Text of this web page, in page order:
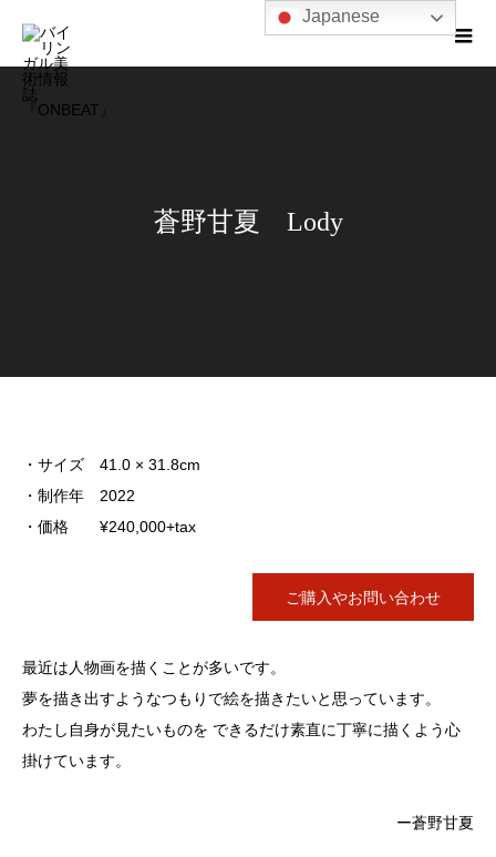
蒼野甘夏 Lody
・サイズ 41.0 × 31.8cm
・制作年 2022
・価格 ¥240,000+tax
ご購入やお問い合わせ
最近は人物画を描くことが多いです。
夢を描き出すようなつもりで絵を描きたいと思っています。
わたし自身が見たいものを できるだけ素直に丁寧に描くよう心
掛けています。
ー蒼野甘夏
Japanese